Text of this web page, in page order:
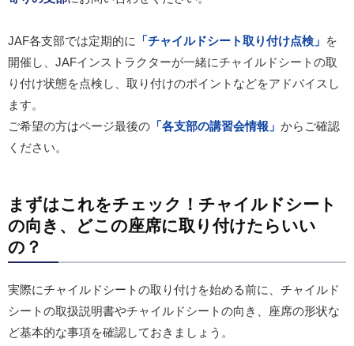
JAF各支部では定期的に 「チャイルドシート取り付け点検」 を
開催し、JAFインストラクターが一緒にチャイルドシートの取
り付け状態を点検し、取り付けのポイントなどをアドバイスし
ます。
ご希望の方はページ最後の 「各支部の講習会情報」 からご確認
ください。
まずはこれをチェック！チャイルドシート
の向き、どこの座席に取り付けたらいい
の？
実際にチャイルドシートの取り付けを始める前に、チャイルド
シートの取扱説明書やチャイルドシートの向き、座席の形状な
ど基本的な事項を確認しておきましょう。